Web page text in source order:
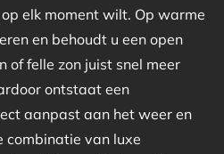
elk moment wilt. Op warme
en behoudt u een open
of felle zon juist snel meer
ontstaat een
aanpast aan het weer en
combinatie van luxe